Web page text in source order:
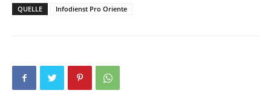
QUELLE Infodienst Pro Oriente